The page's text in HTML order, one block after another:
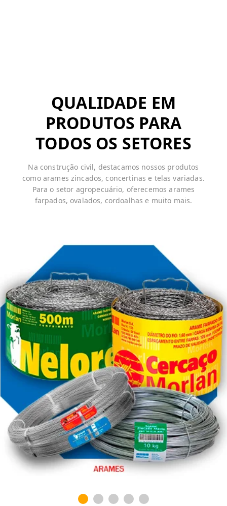
QUALIDADE EM
PRODUTOS PARA
TODOS OS SETORES
Na construção civil, destacamos nossos produtos
como arames zincados, concertinas e telas variadas.
Para o setor agropecuário, oferecemos arames
farpados, ovalados, cordoalhas e muito mais.